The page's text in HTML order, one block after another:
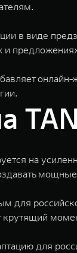
в виде
и
на
для
для